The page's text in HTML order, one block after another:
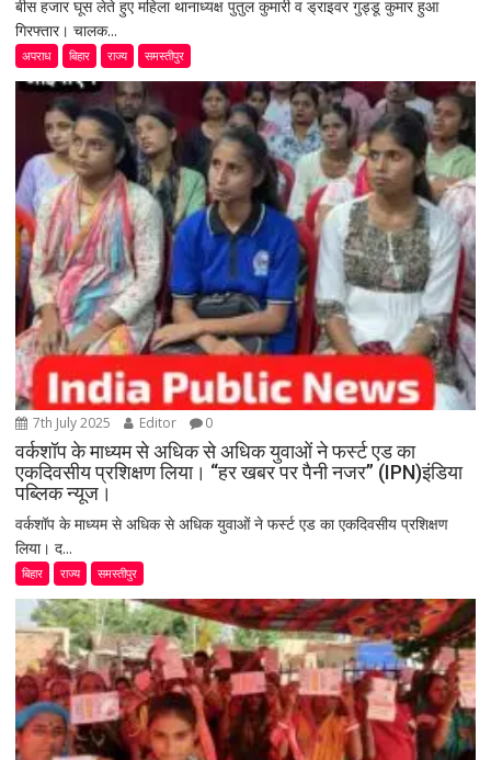
बीस हजार घूस लेते हुए महिला थानाध्यक्ष पुतुल कुमारी व ड्राइवर गुड्डू कुमार हुआ
गिरफ्तार। चालक...
अपराध बिहार राज्य समस्तीपुर
7th July 2025 Editor 0
वर्कशॉप के माध्यम से अधिक से अधिक युवाओं ने फर्स्ट एड का
एकदिवसीय प्रशिक्षण लिया। “हर खबर पर पैनी नजर” (IPN)इंडिया
पब्लिक न्यूज।
वर्कशॉप के माध्यम से अधिक से अधिक युवाओं ने फर्स्ट एड का एकदिवसीय प्रशिक्षण
लिया। द...
बिहार राज्य समस्तीपुर